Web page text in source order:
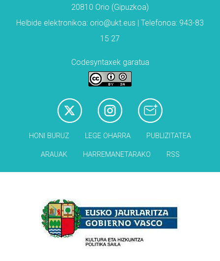
20810 Orio (Gipuzkoa)
Helbide elektronikoa: orio@ukt.eus | Telefonoa: 943-83
15 27
Codesyntaxek garatua
HONI BURUZ LEGE OHARRA PUBLIZITATEA
ARAUAK HARREMANETARAKO RSS